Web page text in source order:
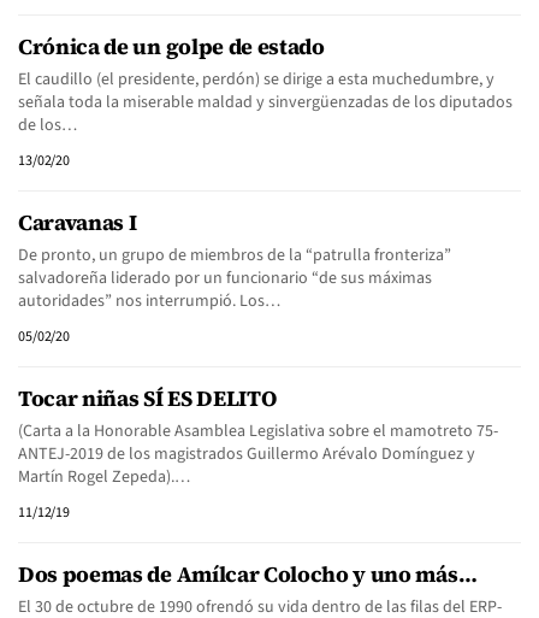
Crónica de un golpe de estado
El caudillo (el presidente, perdón) se dirige a esta muchedumbre, y
señala toda la miserable maldad y sinvergüenzadas de los diputados
de los…
13/02/20
Caravanas I
De pronto, un grupo de miembros de la “patrulla fronteriza”
salvadoreña liderado por un funcionario “de sus máximas
autoridades” nos interrumpió. Los…
05/02/20
Tocar niñas SÍ ES DELITO
(Carta a la Honorable Asamblea Legislativa sobre el mamotreto 75-
ANTEJ-2019 de los magistrados Guillermo Arévalo Domínguez y
Martín Rogel Zepeda).…
11/12/19
Dos poemas de Amílcar Colocho y uno más…
El 30 de octubre de 1990 ofrendó su vida dentro de las filas del ERP-